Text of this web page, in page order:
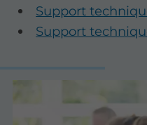
Support
Support